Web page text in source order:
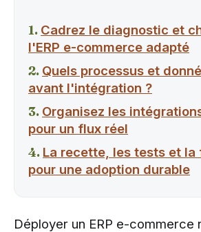
Cadrez le diagnostic et
l'ERP e-commerce adapté
Quels processus et
avant l'intégration ?
Organisez les
pour un flux réel
La recette, les tests et la
pour une adoption durable
Déployer un ERP e-commerce